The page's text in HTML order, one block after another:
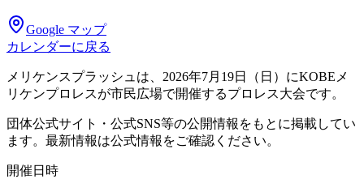
Google マップ
カレンダーに戻る
メリケンスプラッシュは、2026年7月19日（日）にKOBEメ
リケンプロレスが市民広場で開催するプロレス大会です。
団体公式サイト・公式SNS等の公開情報をもとに掲載してい
ます。最新情報は公式情報をご確認ください。
開催日時